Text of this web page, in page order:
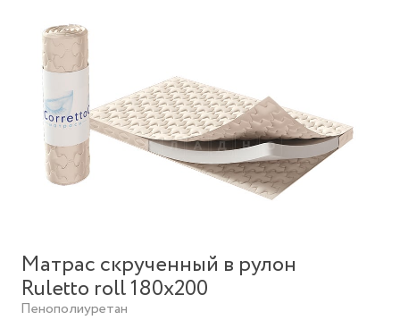
Матрас скрученный в рулон
Ruletto roll 180х200
Пенополиуретан